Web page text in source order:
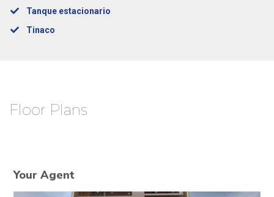
Tanque estacionario
Tinaco
Floor Plans
Your Agent